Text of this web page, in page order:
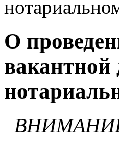
О
вакантной